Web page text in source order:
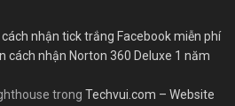
nhận tick trắng Facebook miễn phí
cách nhận Norton 360 Deluxe 1 năm
trong Techvui.com – Website